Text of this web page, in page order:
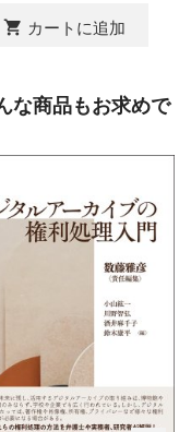
shopping_cart カートに追加
な商品もお求めで